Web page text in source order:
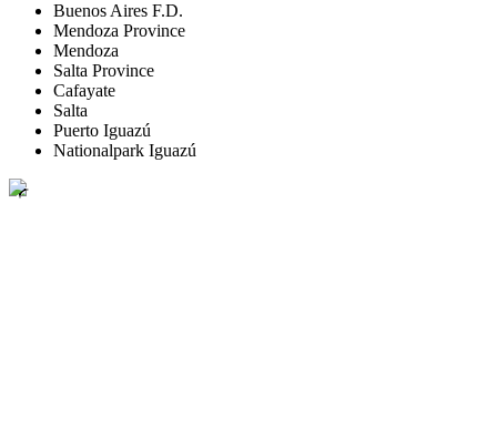
Buenos Aires F.D.
Mendoza Province
Mendoza
Salta Province
Cafayate
Salta
Puerto Iguazú
Nationalpark Iguazú